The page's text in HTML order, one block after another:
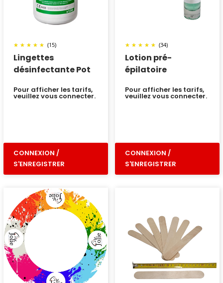
Lingettes
désinfectante Pot
(15)
Pour afficher les tarifs,
veuillez vous connecter.
CONNEXION /
S'ENREGISTRER
Lotion pré-
épilatoire
(34)
Pour afficher les tarifs,
veuillez vous connecter.
CONNEXION /
S'ENREGISTRER